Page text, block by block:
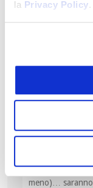
la Privacy Policy.
Reply to
forse è lei che
segua il suo
avere un
il mondo, 2 o 3
meno)… saranno